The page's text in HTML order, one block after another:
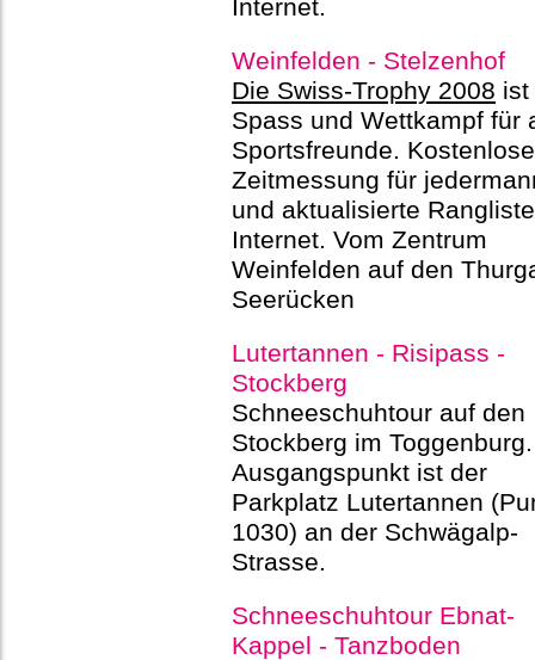
Internet.
Weinfelden - Stelzenhof
Die Swiss-Trophy 2008 ist
Spass und Wettkampf für
Sportsfreunde. Kostenlose
Zeitmessung für
und aktualisierte
Internet. Vom Zentrum
Weinfelden auf den
Seerücken
Lutertannen - Risipass -
Stockberg
Schneeschuhtour auf den
Stockberg im Toggenburg.
Ausgangspunkt ist der
Parkplatz Lutertannen
1030) an der Schwägalp-
Strasse.
Schneeschuhtour Ebnat-
Kappel - Tanzboden